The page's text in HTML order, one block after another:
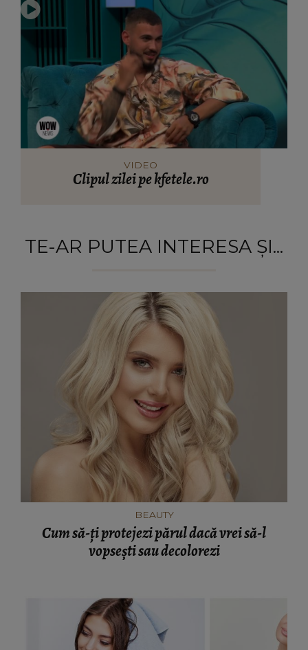
VIDEO
Clipul zilei pe kfetele.ro
TE-AR PUTEA INTERESA ȘI...
BEAUTY
Cum să-ți protejezi părul dacă vrei să-l
vopsești sau decolorezi